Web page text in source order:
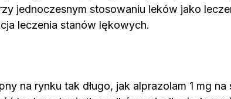
jednoczesnym stosowaniu leków jako
leczenia stanów lękowych.
na rynku tak długo, jak alprazolam 1 mg na